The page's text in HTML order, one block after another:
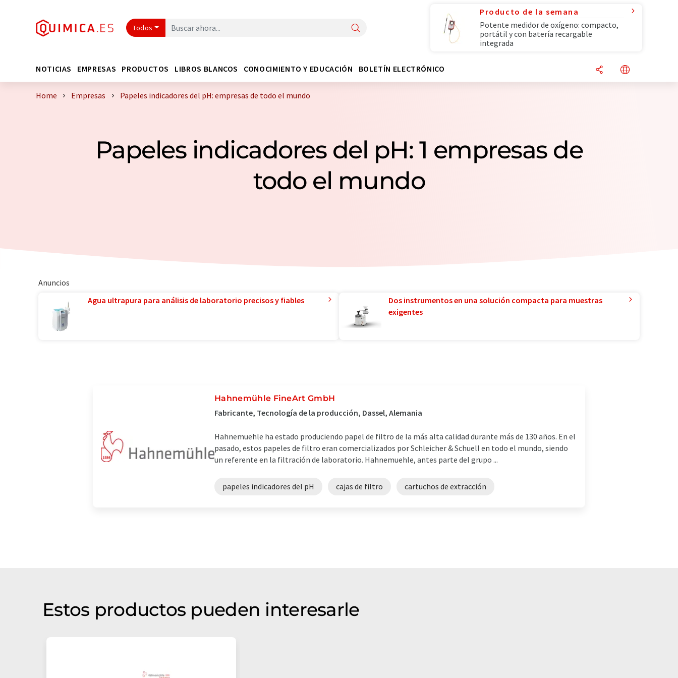
Todos
Producto de la semana
Potente medidor de oxígeno: compacto,
portátil y con batería recargable
integrada
NOTICIAS EMPRESAS PRODUCTOS LIBROS BLANCOS CONOCIMIENTO Y EDUCACIÓN BOLETÍN ELECTRÓNICO
Home Empresas Papeles indicadores del pH: empresas de todo el mundo
Papeles indicadores del pH: 1 empresas de
todo el mundo
Anuncios
Agua ultrapura para análisis de laboratorio precisos y fiables
Dos instrumentos en una solución compacta para muestras
exigentes
Hahnemühle FineArt GmbH
Fabricante, Tecnología de la producción, Dassel, Alemania
Hahnemuehle ha estado produciendo papel de filtro de la más alta calidad durante más de 130 años. En el
pasado, estos papeles de filtro eran comercializados por Schleicher & Schuell en todo el mundo, siendo
un referente en la filtración de laboratorio. Hahnemuehle, antes parte del grupo ...
papeles indicadores del pH cajas de filtro cartuchos de extracción
Estos productos pueden interesarle